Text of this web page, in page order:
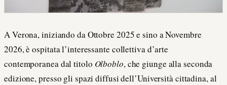
A Verona, iniziando da Ottobre 2025 e sino a Novembre
2026, è ospitata l’interessante collettiva d’arte
contemporanea dal titolo Olboblo, che giunge alla seconda
edizione, presso gli spazi diffusi dell’Università cittadina, al